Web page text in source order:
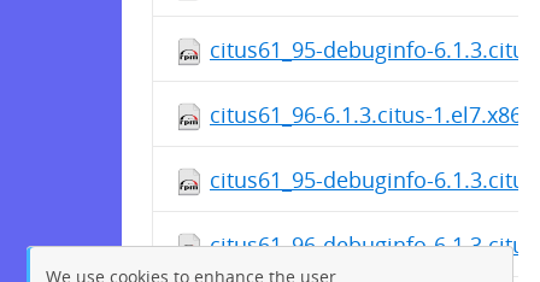
citus61_95-debuginfo-
citus61_96-6.1.3.citus-
citus61_95-debuginfo-
citus61_96-debuginfo-
We use cookies to enhance the user